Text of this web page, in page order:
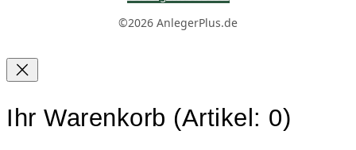
©2026 AnlegerPlus.de
Ihr Warenkorb (Artikel: 0)